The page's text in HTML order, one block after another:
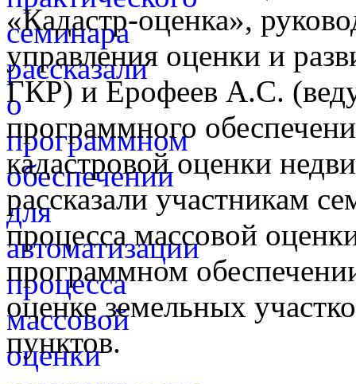
«Кадастр-оценка»,
управления оценки и
ГКР) и Ерофеев А.С.
программного
кадастровой оценки
рассказали участникам
процесса массовой
программном
оценке земельных
пунктов.